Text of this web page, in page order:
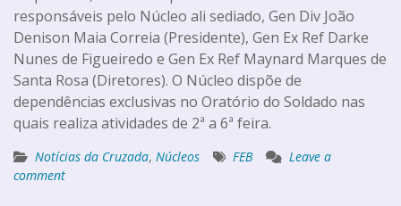
responsáveis pelo Núcleo ali sediado, Gen Div João
Denison Maia Correia (Presidente), Gen Ex Ref Darke
Nunes de Figueiredo e Gen Ex Ref Maynard Marques de
Santa Rosa (Diretores). O Núcleo dispõe de
dependências exclusivas no Oratório do Soldado nas
quais realiza atividades de 2ª a 6ª feira.
Notícias da Cruzada, Núcleos FEB
Leave a
comment